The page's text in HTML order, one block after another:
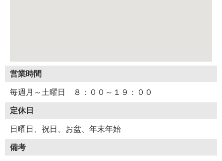
営業時間
毎週月～土曜日 ８：００～１９：００
定休日
日曜日、祝日、お盆、年末年始
備考